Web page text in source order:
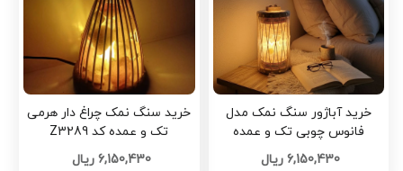
خرید آباژور سنگ نمک مدل
فانوس چوبی تک و عمده
6,150,430 ریال
خرید سنگ نمک چراغ دار هرمی
تک و عمده کد Z3289
6,150,430 ریال